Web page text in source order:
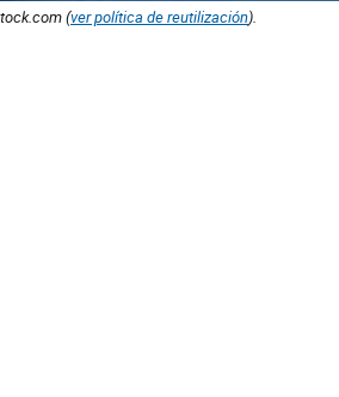
(ver política de reutilización).